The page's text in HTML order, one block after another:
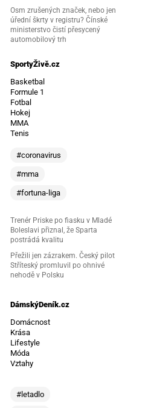
Osm zrušených značek, nebo jen
úřední škrty v registru? Čínské
ministerstvo čistí přesycený
automobilový trh
SportyŽivě.cz
Basketbal
Formule 1
Fotbal
Hokej
MMA
Tenis
#coronavirus
#mma
#fortuna-liga
Trenér Priske po fiasku v Mladé
Boleslavi přiznal, že Sparta
postrádá kvalitu
Přežili jen zázrakem. Český pilot
Stříteský promluvil po ohnivé
nehodě v Polsku
DámskýDeník.cz
Domácnost
Krása
Lifestyle
Móda
Vztahy
#letadlo